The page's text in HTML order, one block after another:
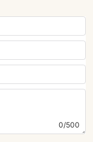
0/500